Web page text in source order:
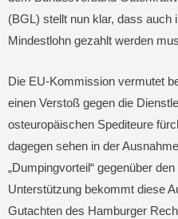
(BGL) stellt nun klar, dass auch
Mindestlohn gezahlt werden
Die EU-Kommission vermutet
einen Verstoß gegen die
osteuropäischen Spediteure
dagegen sehen in der
„Dumpingvorteil“ gegenüber
Unterstützung bekommt diese
Gutachten des Hamburger